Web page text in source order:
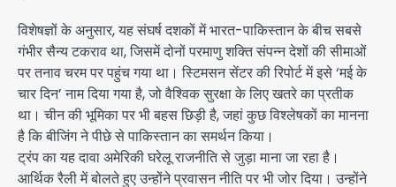
विशेषज्ञों के अनुसार, यह संघर्ष दशकों में भारत-पाकिस्तान के बीच सबसे
गंभीर सैन्य टकराव था, जिसमें दोनों परमाणु शक्ति संपन्न देशों की सीमाओं
पर तनाव चरम पर पहुंच गया था। स्टिमसन सेंटर की रिपोर्ट में इसे ‘मई के
चार दिन’ नाम दिया गया है, जो वैश्विक सुरक्षा के लिए खतरे का प्रतीक
था। चीन की भूमिका पर भी बहस छिड़ी है, जहां कुछ विश्लेषकों का मानना
है कि बीजिंग ने पीछे से पाकिस्तान का समर्थन किया।
ट्रंप का यह दावा अमेरिकी घरेलू राजनीति से जुड़ा माना जा रहा है।
आर्थिक रैली में बोलते हुए उन्होंने प्रवासन नीति पर भी जोर दिया। उन्होंने